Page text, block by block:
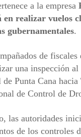
a la empresa
en realizar vuelos
gubernamentales.
de
una inspección
Punta Cana hacia
de Control de
las autoridades
de los controles